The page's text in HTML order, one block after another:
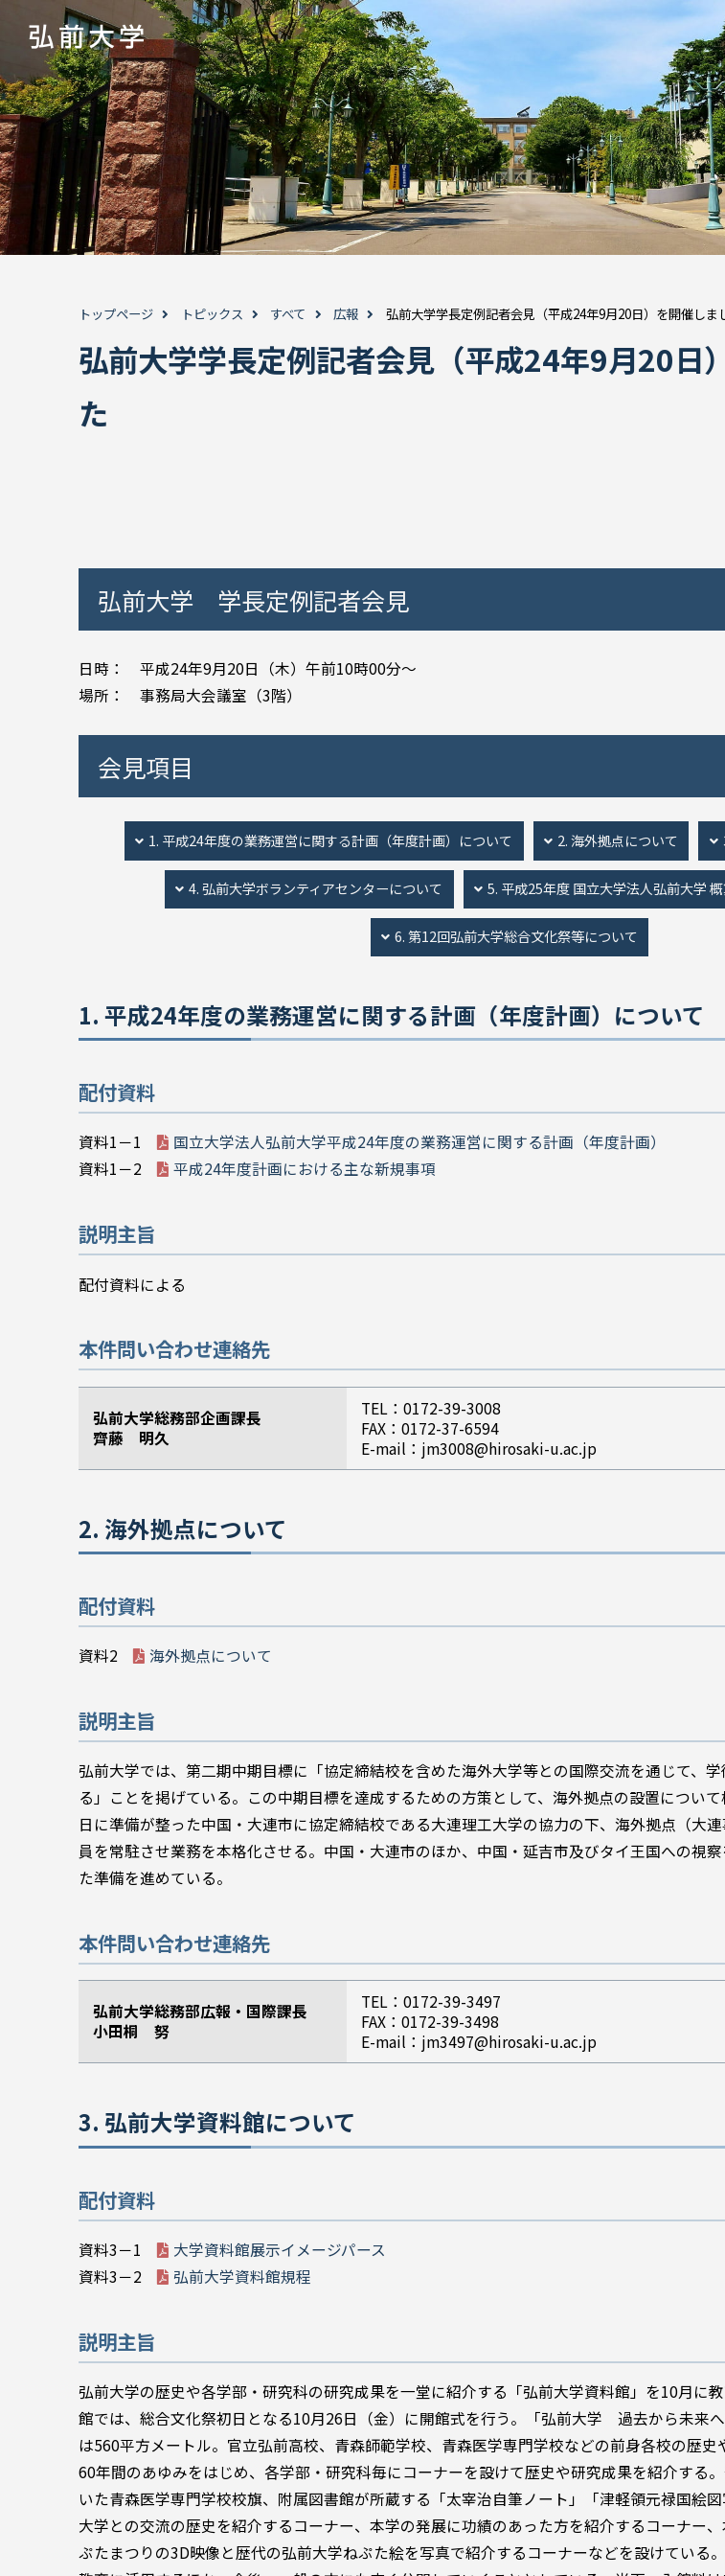
トップページ トピックス すべて 広報 弘前大学学長定例記者会見（平成24年9月20日）を開催しま
弘前大学学長定例記者会見（平成24年9月20日
た
弘前大学 学長定例記者会見
日時： 平成24年9月20日（木）午前10時00分～
場所： 事務局大会議室（3階）
会見項目
1. 平成24年度の業務運営に関する計画（年度計画）について 2. 海外拠点について
4. 弘前大学ボランティアセンターについて 5. 平成25年度 国立大学法人弘前大学
6. 第12回弘前大学総合文化祭等について
1. 平成24年度の業務運営に関する計画（年度計画）について
配付資料
資料1－1
国立大学法人弘前大学平成24年度の業務運営に関する計画（年度計画）
資料1－2
平成24年度計画における主な新規事項
説明主旨
配付資料による
本件問い合わせ連絡先
弘前大学総務部企画課長
齊藤 明久
TEL：0172-39-3008
FAX：0172-37-6594
E-mail：jm3008@hirosaki-u.ac.jp
2. 海外拠点について
配付資料
資料2 海外拠点について
説明主旨
弘前大学では、第二期中期目標に「協定締結校を含めた海外大学等との国際交流を通じて、
る」ことを掲げている。この中期目標を達成するための方策として、海外拠点の設置につい
日に準備が整った中国・大連市に協定締結校である大連理工大学の協力の下、海外拠点（大
員を常駐させ業務を本格化させる。中国・大連市のほか、中国・延吉市及びタイ王国への視
た準備を進めている。
本件問い合わせ連絡先
弘前大学総務部広報・国際課長
小田桐 努
TEL：0172-39-3497
FAX：0172-39-3498
E-mail：jm3497@hirosaki-u.ac.jp
3. 弘前大学資料館について
配付資料
資料3－1
大学資料館展示イメージパース
資料3－2
弘前大学資料館規程
説明主旨
弘前大学の歴史や各学部・研究科の研究成果を一堂に紹介する「弘前大学資料館」を10月
館では、総合文化祭初日となる10月26日（金）に開館式を行う。「弘前大学 過去から未来
は560平方メートル。官立弘前高校、青森師範学校、青森医学専門学校などの前身各校の歴史
60年間のあゆみをはじめ、各学部・研究科毎にコーナーを設けて歴史や研究成果を紹介する
いた青森医学専門学校校旗、附属図書館が所蔵する「太宰治自筆ノート」「津軽領元禄国絵
大学との交流の歴史を紹介するコーナー、本学の発展に功績のあった方を紹介するコーナー
ぷたまつりの3D映像と歴代の弘前大学ねぷた絵を写真で紹介するコーナーなどを設けている